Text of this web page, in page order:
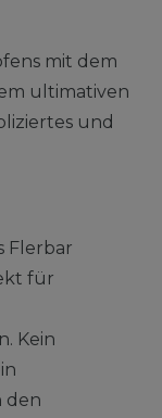
mit dem
ultimativen
und
Flerbar
für
Kein
den